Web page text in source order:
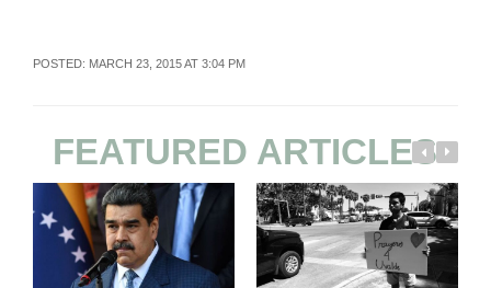
POSTED: MARCH 23, 2015 AT 3:04 PM
FEATURED ARTICLES